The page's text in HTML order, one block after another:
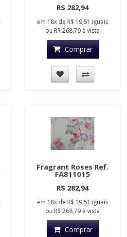
R$ 282,94
em 18x de R$ 19,51 iguais
ou R$ 268,79 à vista
Comprar
Fragrant Roses Ref.
FA811015
R$ 282,94
em 18x de R$ 19,51 iguais
ou R$ 268,79 à vista
Comprar